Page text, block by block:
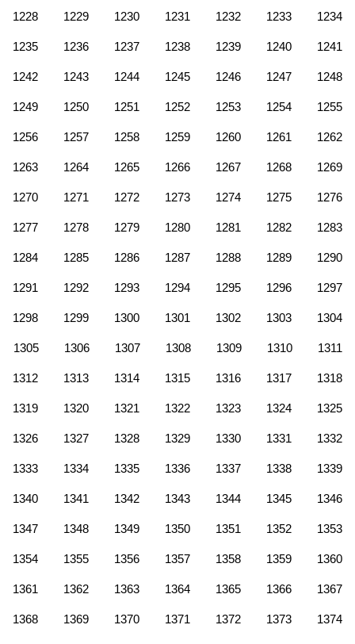
1228 1229 1230 1231 1232 1233 1234
1235 1236 1237 1238 1239 1240 1241
1242 1243 1244 1245 1246 1247 1248
1249 1250 1251 1252 1253 1254 1255
1256 1257 1258 1259 1260 1261 1262
1263 1264 1265 1266 1267 1268 1269
1270 1271 1272 1273 1274 1275 1276
1277 1278 1279 1280 1281 1282 1283
1284 1285 1286 1287 1288 1289 1290
1291 1292 1293 1294 1295 1296 1297
1298 1299 1300 1301 1302 1303 1304
1305 1306 1307 1308 1309 1310 1311
1312 1313 1314 1315 1316 1317 1318
1319 1320 1321 1322 1323 1324 1325
1326 1327 1328 1329 1330 1331 1332
1333 1334 1335 1336 1337 1338 1339
1340 1341 1342 1343 1344 1345 1346
1347 1348 1349 1350 1351 1352 1353
1354 1355 1356 1357 1358 1359 1360
1361 1362 1363 1364 1365 1366 1367
1368 1369 1370 1371 1372 1373 1374